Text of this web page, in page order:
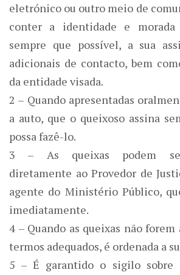
eletrónico ou outro meio de
conter a identidade e
sempre que possível, a sua
adicionais de contacto, bem
da entidade visada.
2 – Quando apresentadas
a auto, que o queixoso assina
possa fazê-lo.
3 – As queixas podem ser
diretamente ao Provedor de
agente do Ministério Público,
imediatamente.
4 – Quando as queixas não forem
termos adequados, é ordenada a
5 – É garantido o sigilo sobre